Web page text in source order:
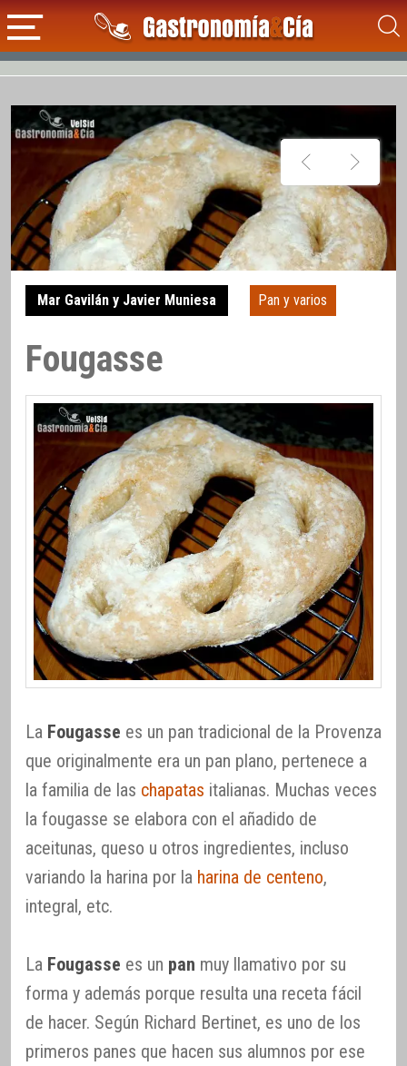
Mar Gavilán y Javier Muniesa Pan y varios
Fougasse
La Fougasse es un pan tradicional de la Provenza
que originalmente era un pan plano, pertenece a
la familia de las chapatas italianas. Muchas veces
la fougasse se elabora con el añadido de
aceitunas, queso u otros ingredientes, incluso
variando la harina por la harina de centeno,
integral, etc.
La Fougasse es un pan muy llamativo por su
forma y además porque resulta una receta fácil
de hacer. Según Richard Bertinet, es uno de los
primeros panes que hacen sus alumnos por ese